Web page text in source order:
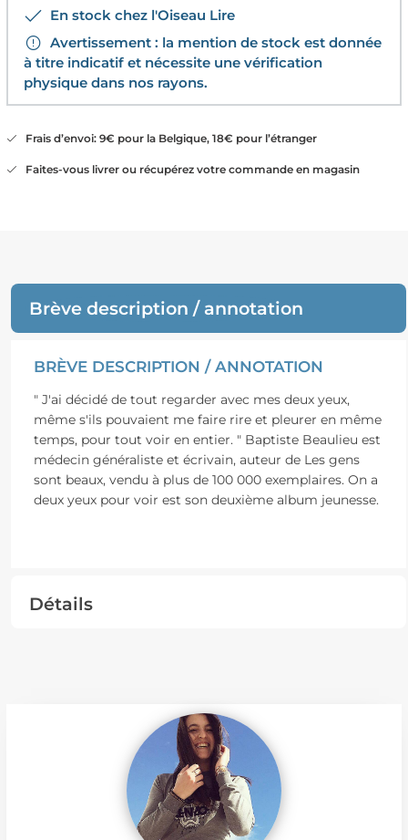
En stock chez l'Oiseau Lire
Avertissement : la mention de stock est donnée
à titre indicatif et nécessite une vérification
physique dans nos rayons.
Frais d’envoi: 9€ pour la Belgique, 18€ pour l’étranger
Faites-vous livrer ou récupérez votre commande en magasin
Brève description / annotation
BRÈVE DESCRIPTION / ANNOTATION
" J'ai décidé de tout regarder avec mes deux yeux,
même s'ils pouvaient me faire rire et pleurer en même
temps, pour tout voir en entier. " Baptiste Beaulieu est
médecin généraliste et écrivain, auteur de Les gens
sont beaux, vendu à plus de 100 000 exemplaires. On a
deux yeux pour voir est son deuxième album jeunesse.
Détails